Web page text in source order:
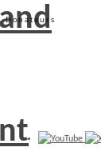
Donateurs